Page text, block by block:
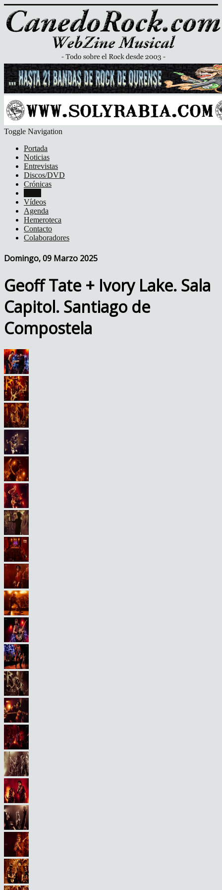
Toggle Navigation
Portada
Noticias
Entrevistas
Discos/DVD
Crónicas
Vídeos
Agenda
Hemeroteca
Contacto
Colaboradores
Domingo, 09 Marzo 2025
Geoff Tate + Ivory Lake. Sala
Capitol. Santiago de
Compostela